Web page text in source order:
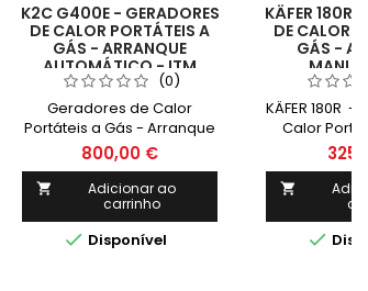
K2C G400E - GERADORES
DE CALOR PORTÁTEIS A
GÁS - ARRANQUE
AUTOMÁTICO - ITM
(0)
Geradores de Calor
Portáteis a Gás - Arranque
Automático - ITM
800,00 €

Adicionar ao
carrinho
 Disponível
KÄFER 180R
DE CALOR
GÁS -
KÄFER 180R
Calor
Arranque

